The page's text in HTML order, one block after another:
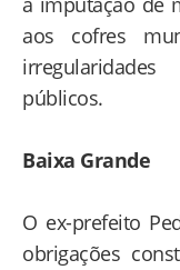
aos cofres
públicos.
Baixa Grande
O ex-prefeito
obrigações